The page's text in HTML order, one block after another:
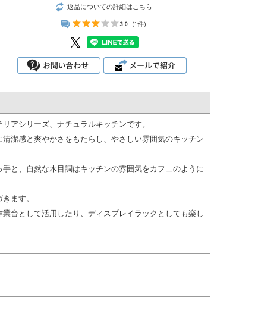
返品についての詳細はこちら
3.0 (1件)
アシリーズ、ナチュラルキッチンです。
潔感と爽やかさをもたらし、やさしい雰囲気のキッチン
と、自然な木目調はキッチンの雰囲気をカフェのように
ます。
台として活用したり、ディスプレイラックとしても楽し